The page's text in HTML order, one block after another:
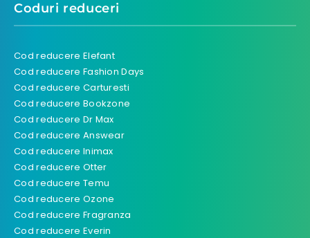
Coduri reduceri
Cod reducere Elefant
Cod reducere Fashion Days
Cod reducere Carturesti
Cod reducere Bookzone
Cod reducere Dr Max
Cod reducere Answear
Cod reducere Inimax
Cod reducere Otter
Cod reducere Temu
Cod reducere Ozone
Cod reducere Fragranza
Cod reducere Everin